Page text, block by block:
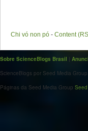
Chi vó non pó - Content
Sobre ScienceBlogs Brasil |
ScienceBlogs por Seed Media
Páginas da Seed Media Group